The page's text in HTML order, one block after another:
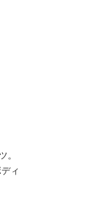
。
ィ